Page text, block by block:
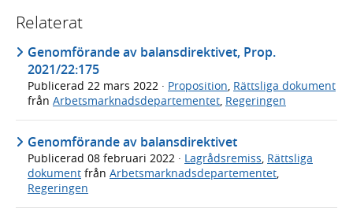
Relaterat
Genomförande av balansdirektivet, Prop.
2021/22:175
Publicerad 22 mars 2022 · Proposition, Rättsliga dokument
från Arbetsmarknadsdepartementet, Regeringen
Genomförande av balansdirektivet
Publicerad 08 februari 2022 · Lagrådsremiss Rättsliga
dokument från Arbetsmarknadsdepartementet
Regeringen